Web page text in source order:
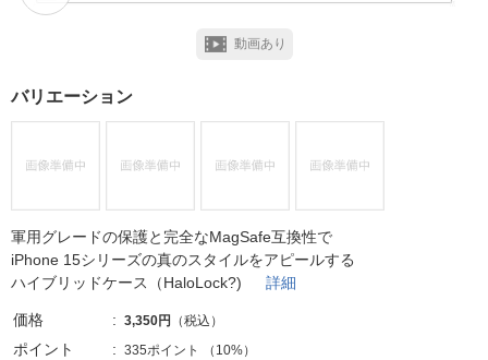
動画あり
バリエーション
軍用グレードの保護と完全なMagSafe互換性で
iPhone 15シリーズの真のスタイルをアピールする
ハイブリッドケース（HaloLock?) 詳細
価格 3,350円 （税込）
ポイント 335ポイント （ 10%）